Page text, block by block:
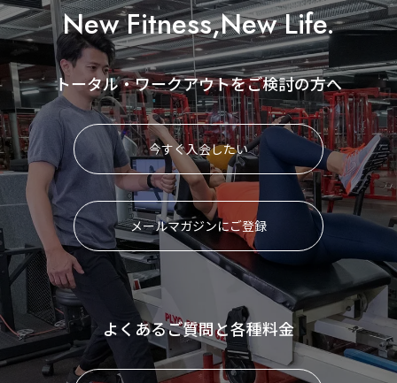
New Fitness,New Life.
トータル・ワークアウトをご検討の方へ
今すぐ入会したい
メールマガジンにご登録
よくあるご質問と各種料金